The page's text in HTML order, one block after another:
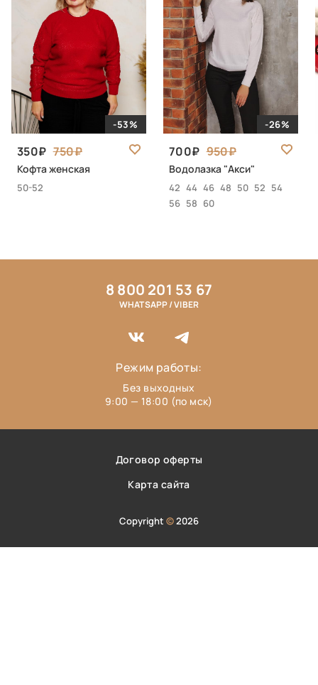
-53%
350 750
Кофта женская
50-52
-26%
700 950
Водолазка "Акси"
42 44 46 48 50 52 54
56 58 60
Договор оферты
Карта сайта
Copyright ©2026
8 800 201 53 67
WHATSAPP / VIBER
Режим работы:
Без выходных
9:00 — 18:00 (по мск)